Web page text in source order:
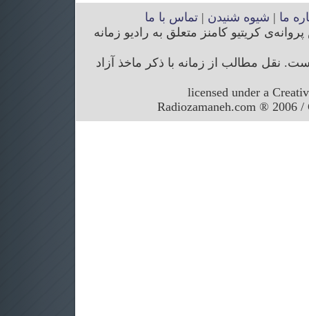
ما | شیوه شنیدن |تماس با ما
کریتیو کامنز متعلق به رادیو زمانه
نقل مطالب از زمانه با ذکر ماخذ آزاد
licensed under a